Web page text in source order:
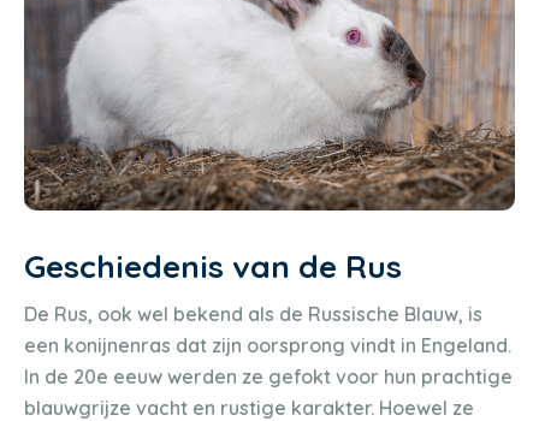
Geschiedenis van de Rus
De Rus, ook wel bekend als de Russische Blauw, is
een konijnenras dat zijn oorsprong vindt in Engeland.
In de 20e eeuw werden ze gefokt voor hun prachtige
blauwgrijze vacht en rustige karakter. Hoewel ze